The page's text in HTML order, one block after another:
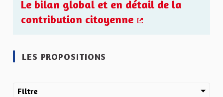
Le bilan global et en détail de la
contribution citoyenne
LES PROPOSITIONS
Filtre